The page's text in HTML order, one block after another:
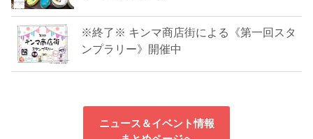
※終了※ キンマ商店街による《第一回スタ
ンプラリー》開催中
ニュース＆イベント情報